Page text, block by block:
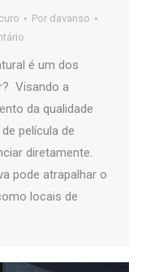
Por davanso
é um dos
Visando a
da qualidade
película de
diretamente.
pode atrapalhar o
locais de